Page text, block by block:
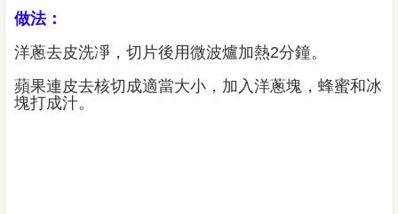
做法：
洋蔥去皮洗凈，切片後用微波爐加熱2分鐘。
蘋果連皮去核切成適當大小，加入洋蔥塊，蜂蜜和冰
塊打成汁。